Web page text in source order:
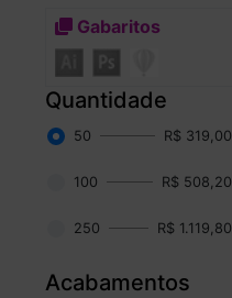
Gabaritos
Quantidade
50 R$ 319,00
100 R$ 508,20
250 R$ 1.119,80
Acabamentos